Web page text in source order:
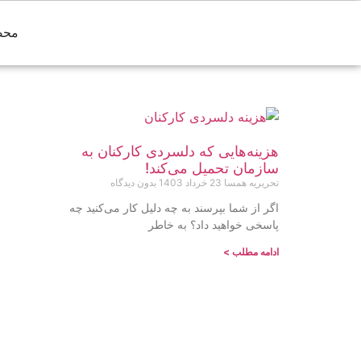
هزینه‌هایی که دلسردی کارکنان به
سازمان تحمیل می‌کند!
تحریریه همسا 23 خرداد 1403 بدون دیدگاه
اگر از شما بپرسند به چه دلیل کار می‌کنید چه
پاسخی خواهید داد؟ به خاطر
ادامه مطلب >